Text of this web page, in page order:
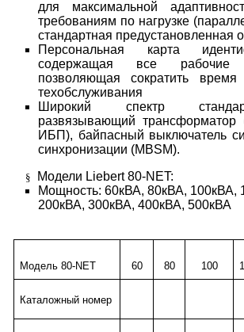
для максимальной
требованиям по нагрузке
стандартная предустановленная
Персональная карта
содержащая все
позволяющая сократить
техобслуживания
Широкий спектр
развязывающий
ИБП), байпасный выключатель
синхронизации (MBSM).
§
Модели Liebert 80-NET:
Мощность: 60кВА, 80кВА, 100кВА,
200кВА, 300кВА, 400кВА, 500кВА
Модель80-NET 60 80 100
Каталожный номер